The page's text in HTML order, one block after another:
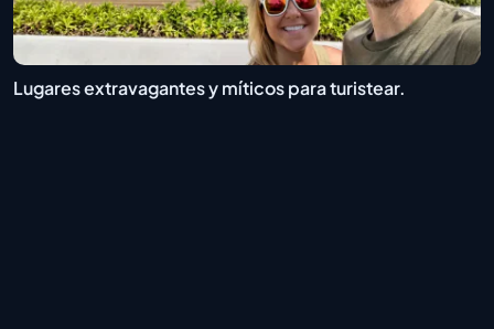
Lugares extravagantes y míticos para turistear.